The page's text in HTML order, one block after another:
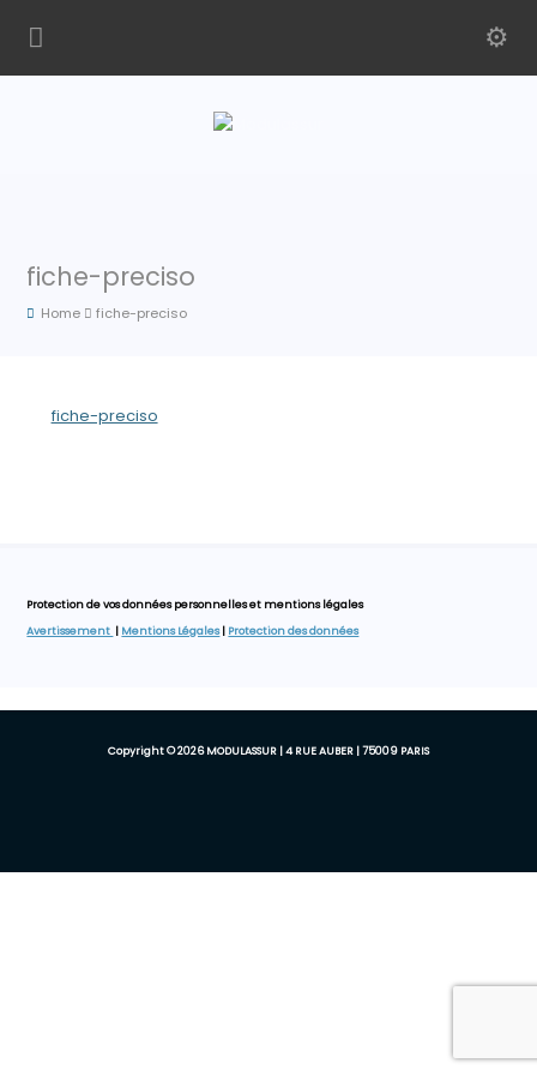
fiche-preciso
Home fiche-preciso
fiche-preciso
Protection de vos données personnelles et mentions légales
Avertissement | Mentions Légales| Protection des données
Copyright © 2026 MODULASSUR | 4 RUE AUBER | 75009 PARIS